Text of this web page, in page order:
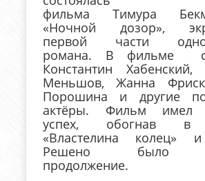
фильма Тимура
«Ночной дозор»,
первой части
романа. В фильме
Константин Хабенский,
Меньшов, Жанна
Порошина и другие
актёры. Фильм имел
успех, обогнав в
«Властелина колец»
Решено было
продолжение.